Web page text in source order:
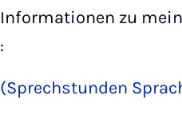
Informationen zu
:
(Sprechstunden